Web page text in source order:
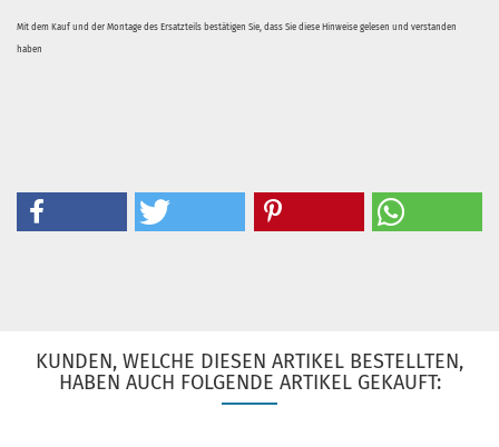
Mit dem Kauf und der Montage des Ersatzteils bestätigen Sie, dass Sie diese Hinweise gelesen und verstanden
haben
KUNDEN, WELCHE DIESEN ARTIKEL BESTELLTEN,
HABEN AUCH FOLGENDE ARTIKEL GEKAUFT: